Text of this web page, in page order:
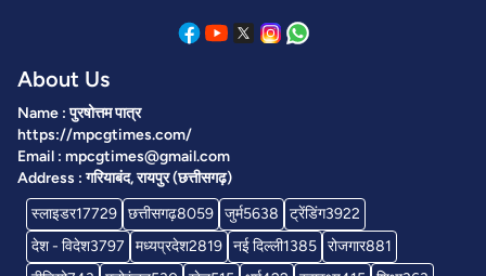
About Us
Name : पुरषोत्तम पात्र
https://mpcgtimes.com/
Email : mpcgtimes@gmail.com
Address : गरियाबंद, रायपुर (छत्तीसगढ़)
स्लाइडर17729 छत्तीसगढ़8059 जुर्म5638 ट्रेंडिंग3922
देश - विदेश3797 मध्यप्रदेश2819 नई दिल्ली1385 रोजगार881